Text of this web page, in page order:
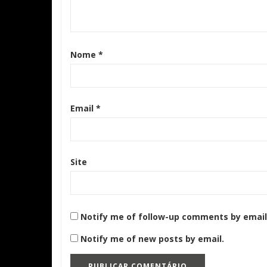
Nome *
Email *
Site
Notify me of follow-up comments by
Notify me of new posts by email.